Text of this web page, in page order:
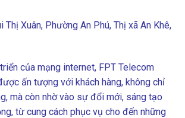
Thị Xuân, Phường An Phú, Thị xã An Khê,
của mạng internet, FPT Telecom
ấn tượng với khách hàng, không chỉ
mà còn nhờ vào sự đổi mới, sáng tạo
từ cung cách phục vụ cho đến những